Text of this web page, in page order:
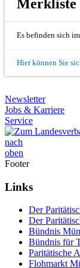
Merkliste
Es befinden sich
Hier können Sie
Newsletter
Jobs & Karriere
Service
nach
oben
Footer
Links
Der
Der
Bündnis
Bündnis für
Paritätische
Flohmarkt